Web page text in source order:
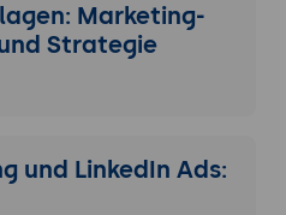
Marketing-
Strategie
und LinkedIn Ads: